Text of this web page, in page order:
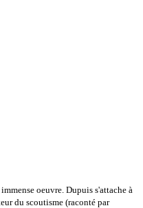
oeuvre. Dupuis s'attache à
du scoutisme (raconté par